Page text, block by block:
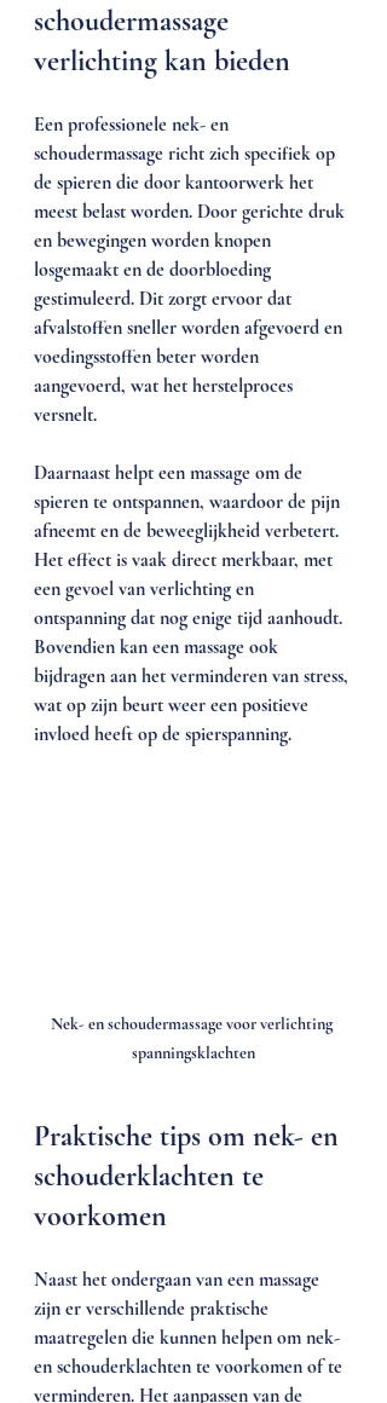
schoudermassage
verlichting kan bieden
Een professionele nek- en
schoudermassage richt zich specifiek op
de spieren die door kantoorwerk het
meest belast worden. Door gerichte druk
en bewegingen worden knopen
losgemaakt en de doorbloeding
gestimuleerd. Dit zorgt ervoor dat
afvalstoffen sneller worden afgevoerd en
voedingsstoffen beter worden
aangevoerd, wat het herstelproces
versnelt.
Daarnaast helpt een massage om de
spieren te ontspannen, waardoor de pijn
afneemt en de beweeglijkheid verbetert.
Het effect is vaak direct merkbaar, met
een gevoel van verlichting en
ontspanning dat nog enige tijd aanhoudt.
Bovendien kan een massage ook
bijdragen aan het verminderen van stress,
wat op zijn beurt weer een positieve
invloed heeft op de spierspanning.
Nek- en schoudermassage voor verlichting
spanningsklachten
Praktische tips om nek- en
schouderklachten te
voorkomen
Naast het ondergaan van een massage
zijn er verschillende praktische
maatregelen die kunnen helpen om nek-
en schouderklachten te voorkomen of te
verminderen. Het aanpassen van de